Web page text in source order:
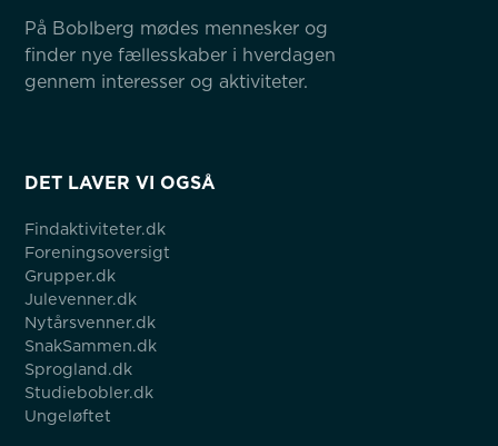
På Boblberg mødes mennesker og
finder nye fællesskaber i hverdagen
gennem interesser og aktiviteter.
DET LAVER VI OGSÅ
Findaktiviteter.dk
Foreningsoversigt
Grupper.dk
Julevenner.dk
Nytårsvenner.dk
SnakSammen.dk
Sprogland.dk
Studiebobler.dk
Ungeløftet